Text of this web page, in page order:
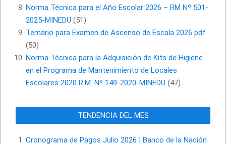
Norma Técnica para el Año Escolar 2026 – RM Nº 501-
2025-MINEDU (51)
Temario para Examen de Ascenso de Escala 2026 pdf
(50)
Norma Técnica para la Adquisición de Kits de Higiene
en el Programa de Mantenimiento de Locales
Escolares 2020 R.M. Nº 149-2020-MINEDU (47)
TENDENCIA DEL MES
Cronograma de Pagos Julio 2026 | Banco de la Nación